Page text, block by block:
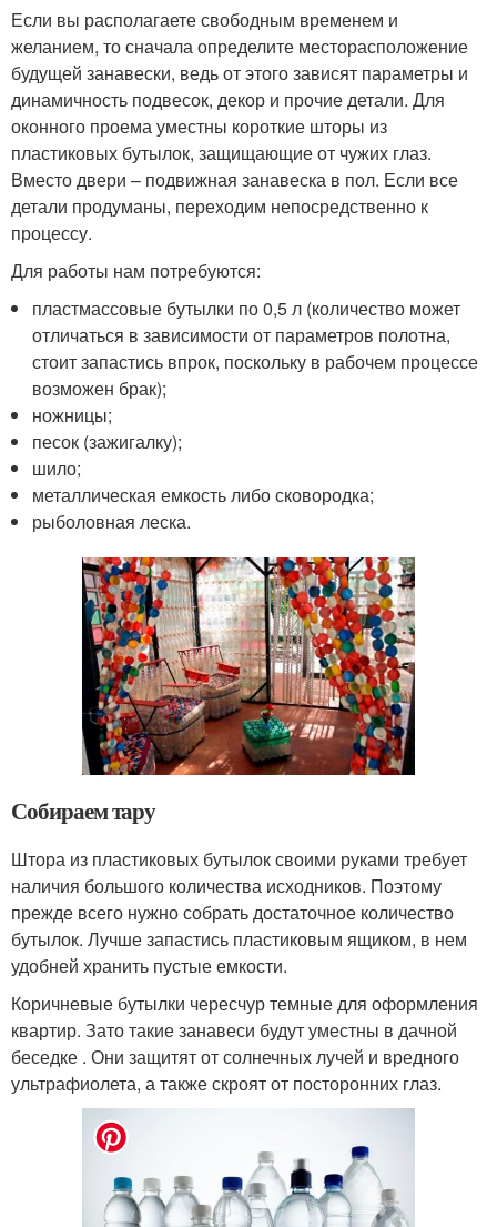
Если вы располагаете свободным временем и
желанием, то сначала определите месторасположение
будущей занавески, ведь от этого зависят параметры и
динамичность подвесок, декор и прочие детали. Для
оконного проема уместны короткие шторы из
пластиковых бутылок, защищающие от чужих глаз.
Вместо двери – подвижная занавеска в пол. Если все
детали продуманы, переходим непосредственно к
процессу.
Для работы нам потребуются:
пластмассовые бутылки по 0,5 л (количество может
отличаться в зависимости от параметров полотна,
стоит запастись впрок, поскольку в рабочем процессе
возможен брак);
ножницы;
песок (зажигалку);
шило;
металлическая емкость либо сковородка;
рыболовная леска.
Собираем тару
Штора из пластиковых бутылок своими руками требует
наличия большого количества исходников. Поэтому
прежде всего нужно собрать достаточное количество
бутылок. Лучше запастись пластиковым ящиком, в нем
удобней хранить пустые емкости.
Коричневые бутылки чересчур темные для оформления
квартир. Зато такие занавеси будут уместны в дачной
беседке . Они защитят от солнечных лучей и вредного
ультрафиолета, а также скроят от посторонних глаз.